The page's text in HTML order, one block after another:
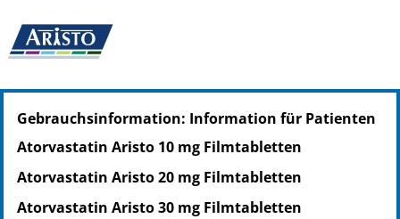
PZN: 14359526
PPN: 111435952610
PZN: 14359532
PZN: 14359549
PPN: 111435954963
Gebrauchsinformation: Information für Patienten
Atorvastatin Aristo 10 mg Filmtabletten
Atorvastatin Aristo 20 mg Filmtabletten
Atorvastatin Aristo 30 mg Filmtabletten